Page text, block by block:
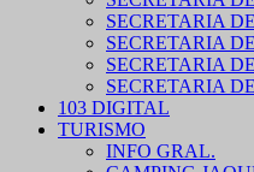
SECRETARIA
SECRETARIA
SECRETARIA
SECRETARIA
103 DIGITAL
TURISMO
INFO GRAL.